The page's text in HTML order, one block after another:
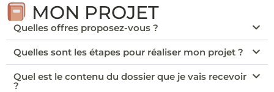
MON PROJET
Quelles offres proposez-vous ?
Quelles sont les étapes pour réaliser mon projet ?
Quel est le contenu du dossier que je vais recevoir
?